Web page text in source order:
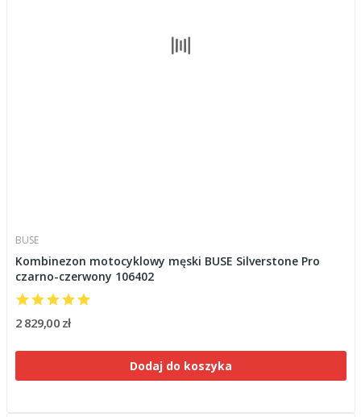
BUSE
Kombinezon motocyklowy męski BUSE Silverstone Pro
czarno-czerwony 106402
2 829,00 zł
Dodaj do koszyka